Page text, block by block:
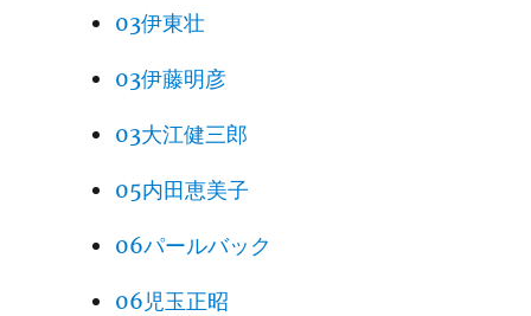
03伊東壮
03伊藤明彦
03大江健三郎
05内田恵美子
06パールバック
06児玉正昭